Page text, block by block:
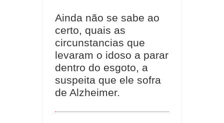
Ainda não se sabe ao
certo, quais as
circunstancias que
levaram o idoso a parar
dentro do esgoto, a
suspeita que ele sofra
de Alzheimer.